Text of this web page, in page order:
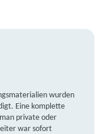
wurden
Eine komplette
private oder
war sofort